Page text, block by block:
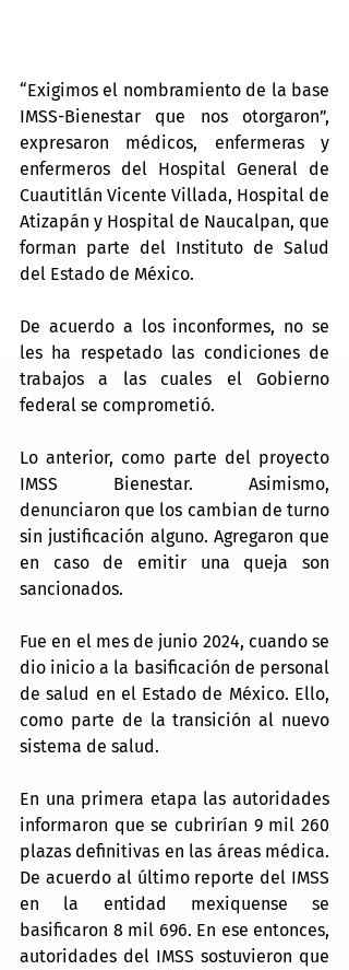
“Exigimos el nombramiento de la base
IMSS-Bienestar que nos otorgaron”,
expresaron médicos, enfermeras y
enfermeros del Hospital General de
Cuautitlán Vicente Villada, Hospital de
Atizapán y Hospital de Naucalpan, que
forman parte del Instituto de Salud
del Estado de México.
De acuerdo a los inconformes, no se
les ha respetado las condiciones de
trabajos a las cuales el Gobierno
federal se comprometió.
Lo anterior, como parte del proyecto
IMSS Bienestar. Asimismo,
denunciaron que los cambian de turno
sin justificación alguno. Agregaron que
en caso de emitir una queja son
sancionados.
Fue en el mes de junio 2024, cuando se
dio inicio a la basificación de personal
de salud en el Estado de México. Ello,
como parte de la transición al nuevo
sistema de salud.
En una primera etapa las autoridades
informaron que se cubrirían 9 mil 260
plazas definitivas en las áreas médica.
De acuerdo al último reporte del IMSS
en la entidad mexiquense se
basificaron 8 mil 696. En ese entonces,
autoridades del IMSS sostuvieron que